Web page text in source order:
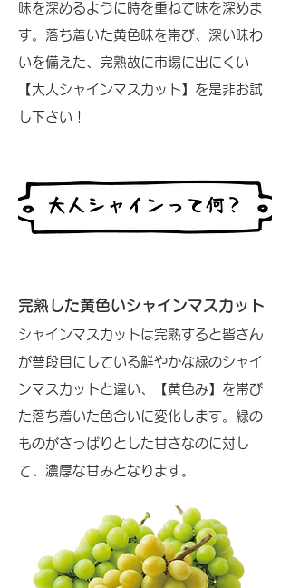
味を深めるように時を重ねて味を深めま
す。落ち着いた黄色味を帯び、深い味わ
いを備えた、完熟故に市場に出にくい
【大人シャインマスカット】を是非お試
し下さい！
完熟した黄色いシャインマスカット
シャインマスカットは完熟すると皆さん
が普段目にしている鮮やかな緑のシャイ
ンマスカットと違い、【黄色み】を帯び
た落ち着いた色合いに変化します。緑の
ものがさっぱりとした甘さなのに対し
て、濃厚な甘みとなります。